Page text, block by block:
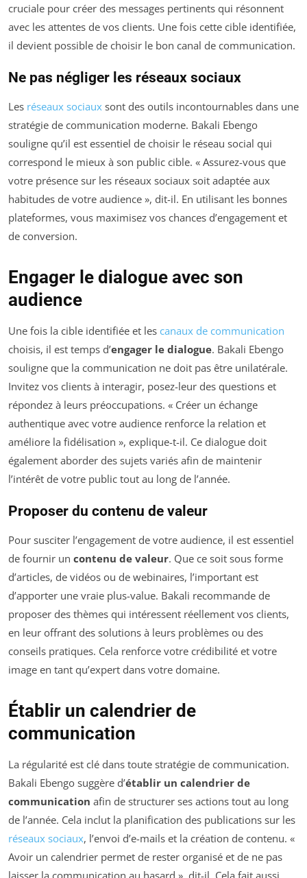
cruciale pour créer des messages pertinents qui résonnent
avec les attentes de vos clients. Une fois cette cible identifiée,
il devient possible de choisir le bon canal de communication.
Ne pas négliger les réseaux sociaux
Les réseaux sociaux sont des outils incontournables dans une
stratégie de communication moderne. Bakali Ebengo
souligne qu’il est essentiel de choisir le réseau social qui
correspond le mieux à son public cible. « Assurez-vous que
votre présence sur les réseaux sociaux soit adaptée aux
habitudes de votre audience », dit-il. En utilisant les bonnes
plateformes, vous maximisez vos chances d’engagement et
de conversion.
Engager le dialogue avec son
audience
Une fois la cible identifiée et les canaux de communication
choisis, il est temps d’engager le dialogue. Bakali Ebengo
souligne que la communication ne doit pas être unilatérale.
Invitez vos clients à interagir, posez-leur des questions et
répondez à leurs préoccupations. « Créer un échange
authentique avec votre audience renforce la relation et
améliore la fidélisation », explique-t-il. Ce dialogue doit
également aborder des sujets variés afin de maintenir
l’intérêt de votre public tout au long de l’année.
Proposer du contenu de valeur
Pour susciter l’engagement de votre audience, il est essentiel
de fournir un contenu de valeur. Que ce soit sous forme
d’articles, de vidéos ou de webinaires, l’important est
d’apporter une vraie plus-value. Bakali recommande de
proposer des thèmes qui intéressent réellement vos clients,
en leur offrant des solutions à leurs problèmes ou des
conseils pratiques. Cela renforce votre crédibilité et votre
image en tant qu’expert dans votre domaine.
Établir un calendrier de
communication
La régularité est clé dans toute stratégie de communication.
Bakali Ebengo suggère d’établir un calendrier de
communication afin de structurer ses actions tout au long
de l’année. Cela inclut la planification des publications sur les
réseaux sociaux, l’envoi d’e-mails et la création de contenu. «
Avoir un calendrier permet de rester organisé et de ne pas
laisser la communication au hasard », dit-il. Cela fait aussi